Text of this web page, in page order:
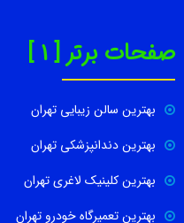
صفحات برتر [ 1 ]
بهترین سالن زیبایی تهران
بهترین دندانپزشکی تهران
بهترین کلینیک لاغری تهران
بهترین تعمیرگاه خودرو تهران